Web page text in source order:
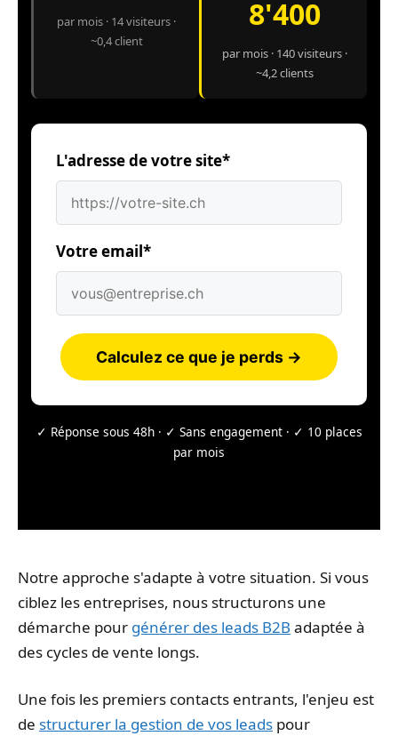
par mois · 14 visiteurs ·
~0,4 client
8'400
par mois · 140 visiteurs ·
~4,2 clients
L'adresse de votre site*
Votre email*
Calculez ce que je perds →
✓ Réponse sous 48h · ✓ Sans engagement · ✓ 10 places
par mois
Notre approche s'adapte à votre situation. Si vous
ciblez les entreprises, nous structurons une
démarche pour générer des leads B2B adaptée à
des cycles de vente longs.
Une fois les premiers contacts entrants, l'enjeu est
de structurer la gestion de vos leads pour